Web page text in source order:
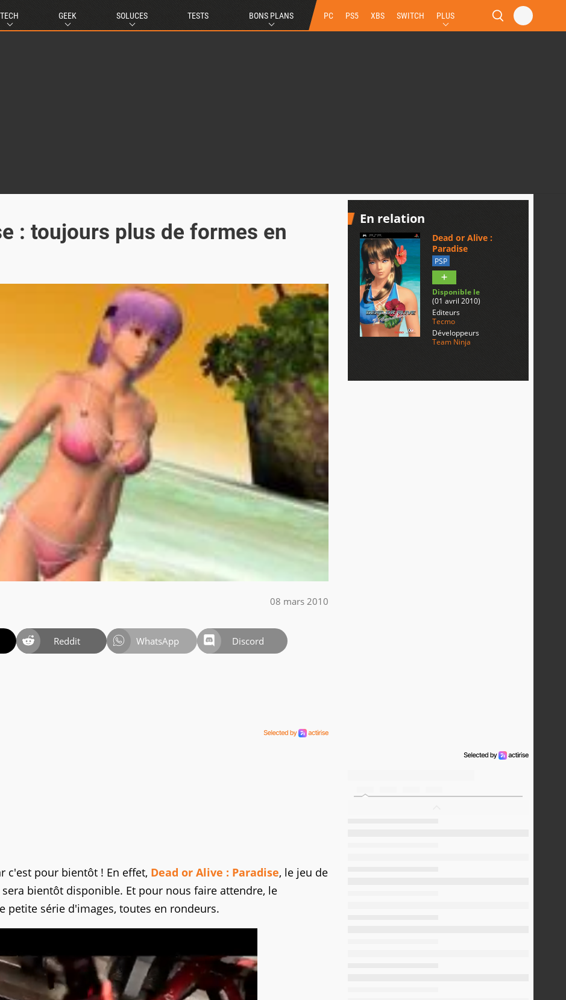
TECH GEEK SOLUCES TESTS BONS PLANS PC PS5 XBS SWITCH PLUS
: toujours plus de formes en
08 mars 2010
Reddit WhatsApp Discord
c'est pour bientôt ! En effet, Dead or Alive : Paradise, le jeu de
sera bientôt disponible. Et pour nous faire attendre, le
petite série d'images, toutes en rondeurs.
En relation
Dead or Alive :
Paradise
PSP
Disponible le
(01 avril 2010)
Editeurs
Tecmo
Développeurs
Team Ninja